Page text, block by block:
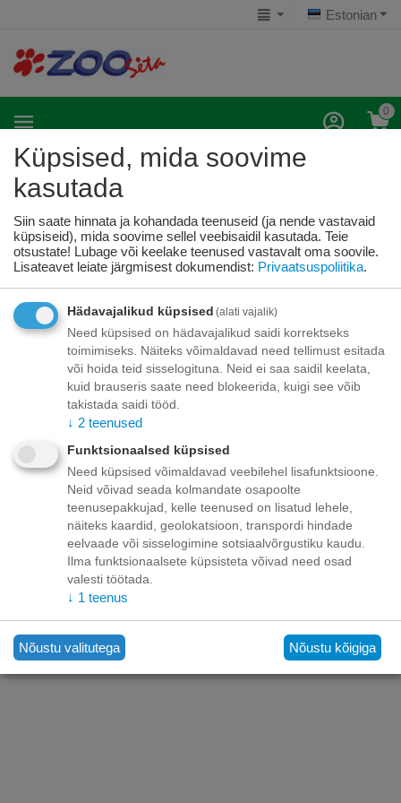
Estonian
0
Kopšanas līdzekļi
Algus Närilised KOPŠANAS LĪDZEKĻI / Kopšanas līdzekļi
Ostja konto
Ostja teenindus
Kontaktid
Küpsised, mida soovime
kasutada
Siin saate hinnata ja kohandada teenuseid (ja nende vastavaid
küpsiseid), mida soovime sellel veebisaidil kasutada. Teie
otsustate! Lubage või keelake teenused vastavalt oma soovile.
Lisateavet leiate järgmisest dokumendist: Privaatsuspoliitika.
Hädavajalikud küpsised (alati vajalik)
Need küpsised on hädavajalikud saidi korrektseks
toimimiseks. Näiteks võimaldavad need tellimust esitada
või hoida teid sisselogituna. Neid ei saa saidil keelata,
kuid brauseris saate need blokeerida, kuigi see võib
takistada saidi tööd.
↓ 2 teenused
Funktsionaalsed küpsised
Need küpsised võimaldavad veebilehel lisafunktsioone.
Neid võivad seada kolmandate osapoolte
teenusepakkujad, kelle teenused on lisatud lehele,
näiteks kaardid, geolokatsioon, transpordi hindade
eelvaade või sisselogimine sotsiaalvõrgustiku kaudu.
Ilma funktsionaalsete küpsisteta võivad need osad
valesti töötada.
↓ 1 teenus
Nõustu valitutega Nõustu kõigiga